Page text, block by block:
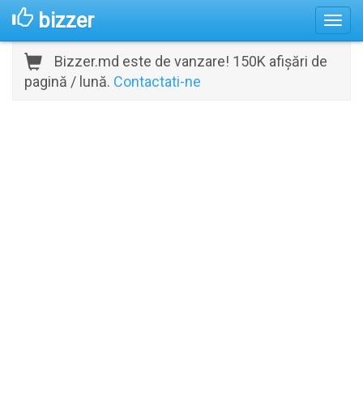
bizzer
Bizzer.md este de vanzare! 150K afișări de
pagină / lună. Contactati-ne